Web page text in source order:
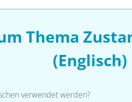
Thema
(Englisch)
verwendet werden?